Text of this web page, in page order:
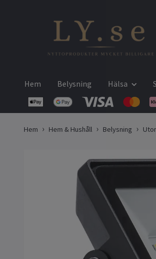
Hem Belysning Hälsa
Hem Hem & Hushåll Belysning